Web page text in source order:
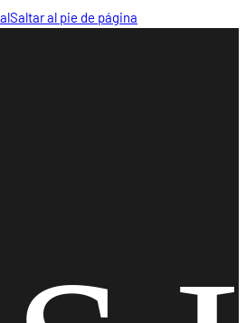
Saltar al pie de página